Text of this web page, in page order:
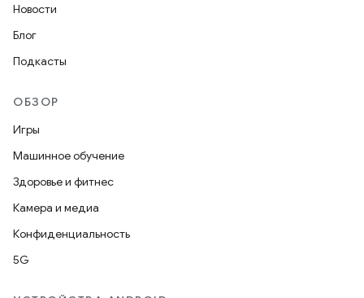
Новости
Блог
Подкасты
ОБЗОР
Игры
Машинное обучение
Здоровье и фитнес
Камера и медиа
Конфиденциальность
5G